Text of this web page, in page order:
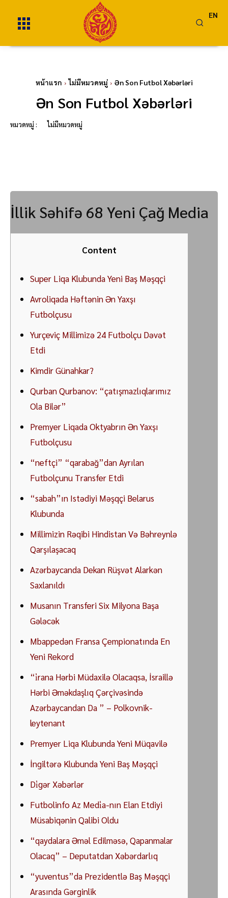
EN
หน้าแรก ไม่มีหมวดหมู่ Ən Son Futbol Xəbərləri
Ən Son Futbol Xəbərləri
หมวดหมู่ : ไม่มีหมวดหมู่
İllik Səhifə 68 Yeni Çağ Media
Content
Super Liqa Klubunda Yeni Baş Məşqçi
Avroliqada Həftənin Ən Yaxşı
Futbolçusu
Yurçeviç Millimizə 24 Futbolçu Dəvət
Etdi
Kimdir Günahkar?
Qurban Qurbanov: “çatışmazlıqlarımız
Ola Bilər”
Premyer Liqada Oktyabrın Ən Yaxşı
Futbolçusu
“neftçi” “qarabağ”dan Ayrılan
Futbolçunu Transfer Etdi
“sabah”ın Istədiyi Məşqçi Belarus
Klubunda
Millimizin Rəqibi Hindistan Və Bəhreynlə
Qarşılaşacaq
Azərbaycanda Dekan Rüşvət Alarkən
Saxlanıldı
Musanın Transferi Six Milyona Başa
Gələcək
Mbappedən Fransa Çempionatında En
Yeni Rekord
“i̇rana Hərbi Müdaxilə Olacaqsa, İsraillə
Hərbi Əməkdaşlıq Çərçivəsində
Azərbaycandan Da ” – Polkovnik-
leytenant
Premyer Liqa Klubunda Yeni Müqavilə
İngiltərə Klubunda Yeni Baş Məşqçi
Di̇gər Xəbərlər
Futbolinfo Az Medi̇a-nın Elan Etdiyi
Müsabiqənin Qalibi Oldu
“qaydalara Əməl Edilməsə, Qapanmalar
Olacaq” – Deputatdan Xəbərdarlıq
“yuventus”da Prezidentlə Baş Məşqçi
Arasında Gərginlik